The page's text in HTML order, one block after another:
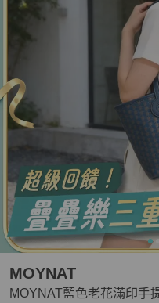
MOYNAT藍色老花滿印手
MOYNAT